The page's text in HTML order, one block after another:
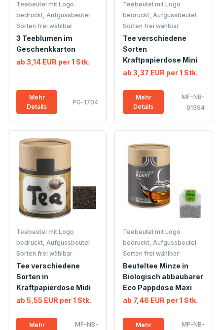
Teebeutel mit Logo
bedruckt, Aufgussbeutel
Sorten frei wählbar
3 Teeblumen im
Geschenkkarton
ab 3,14 EUR per 1 Stk.
Mehr
Details
PG-1704
Teebeutel mit Logo
bedruckt, Aufgussbeutel
Sorten frei wählbar
Tee verschiedene
Sorten
Kraftpapierdose Mini
ab 3,37 EUR per 1 Stk.
Mehr
Details
MF-NB-
01594
Teebeutel mit Logo
bedruckt, Aufgussbeutel
Sorten frei wählbar
Tee verschiedene
Sorten in
Kraftpapierdose Midi
ab 5,55 EUR per 1 Stk.
Mehr
MF-NB-
Teebeutel mit Logo
bedruckt, Aufgussbeutel
Sorten frei wählbar
Beuteltee Minze in
Biologisch abbaubarer
Eco Pappdose Maxi
ab 7,46 EUR per 1 Stk.
Mehr
MF-NB-